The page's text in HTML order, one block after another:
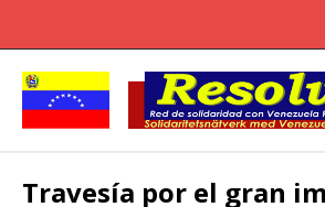
Travesía por el gran